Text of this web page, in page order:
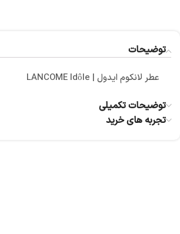
توضیحات
عطر لانکوم ایدول | LANCOME Idôle
توضیحات تکمیلی
تجربه های خرید